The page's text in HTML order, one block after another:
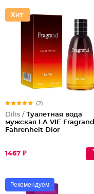
(2)
Dilis / Туалетная вода
мужская LA VIE Fragrand
Fahrenheit Dior
1467 ₽
Рекомендуем